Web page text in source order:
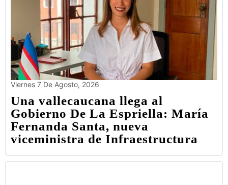
Viernes 7 De Agosto, 2026
Una vallecaucana llega al
Gobierno De La Espriella: María
Fernanda Santa, nueva
viceministra de Infraestructura